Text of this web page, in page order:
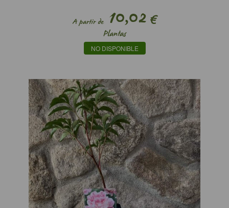
A partir de10,02€
Plantas
NO DISPONIBLE